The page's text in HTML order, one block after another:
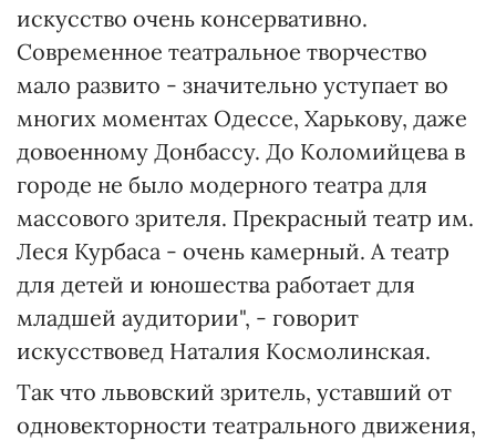
искусство очень консервативно.
Современное театральное творчество
мало развито - значительно уступает во
многих моментах Одессе, Харькову, даже
довоенному Донбассу. До Коломийцева в
городе не было модерного театра для
массового зрителя. Прекрасный театр им.
Леся Курбаса - очень камерный. А театр
для детей и юношества работает для
младшей аудитории", - говорит
искусствовед Наталия Космолинская.
Так что львовский зритель, уставший от
одновекторности театрального движения,